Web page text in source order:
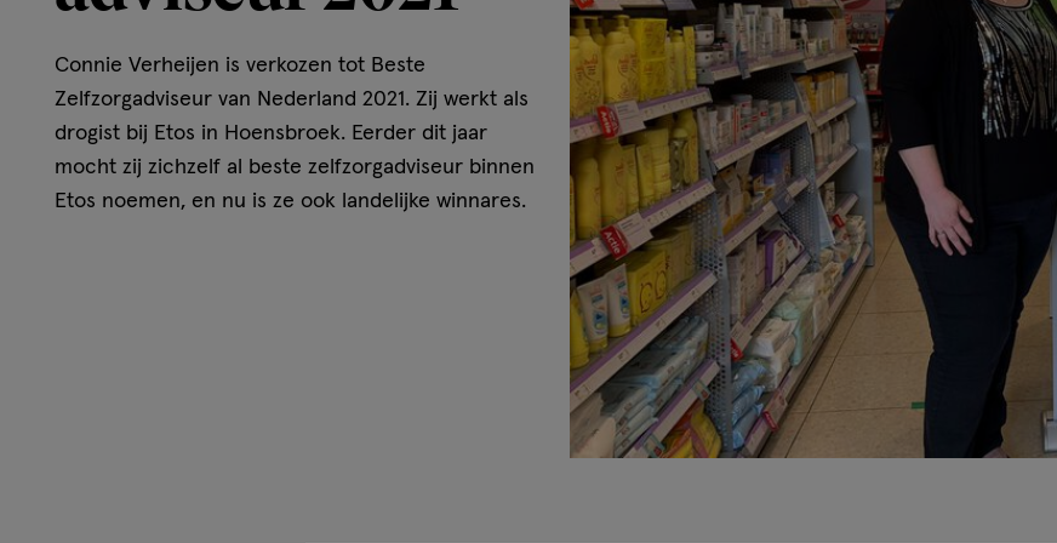
Connie Verheijen is verkozen tot Beste
Zelfzorgadviseur van Nederland 2021. Zij werkt als
drogist bij Etos in Hoensbroek. Eerder dit jaar
mocht zij zichzelf al beste zelfzorgadviseur binnen
Etos noemen, en nu is ze ook landelijke winnares.